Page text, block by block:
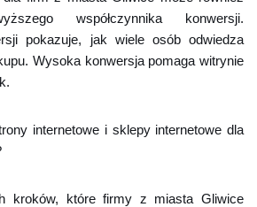
współczynnika konwersji.
pokazuje, jak wiele osób odwiedza
Wysoka konwersja pomaga witrynie
internetowe i sklepy internetowe dla
kroków, które firmy z miasta Gliwice